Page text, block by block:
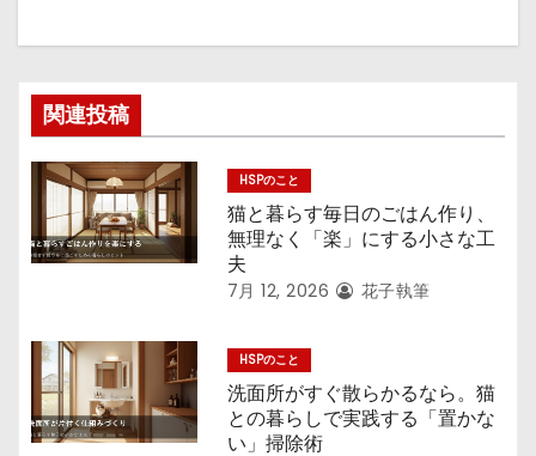
ン
関連投稿
HSPのこと
猫と暮らす毎日のごはん作り、
無理なく「楽」にする小さな工
夫
7月 12, 2026 花子執筆
HSPのこと
洗面所がすぐ散らかるなら。猫
との暮らしで実践する「置かな
い」掃除術